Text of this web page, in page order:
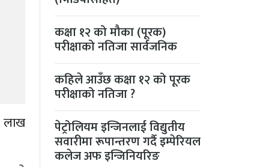
लाख
कक्षा १२ को मौका (पूरक)
परीक्षाको नतिजा सार्वजनिक
कहिले आउँछ कक्षा १२ को पूरक
परीक्षाको नतिजा ?
पेट्रोलियम इन्जिनलाई विद्युतीय
सवारीमा रूपान्तरण गर्दै इम्पेरियल
कलेज अफ इन्जिनियरिङ